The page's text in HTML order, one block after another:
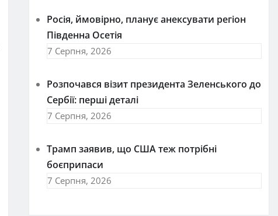
Росія, ймовірно, планує анексувати регіон
Південна Осетія
7 Серпня, 2026
Розпочався візит президента Зеленського до
Сербії: перші деталі
7 Серпня, 2026
Трамп заявив, що США теж потрібні
боєприпаси
7 Серпня, 2026